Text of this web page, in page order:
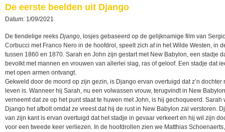
De eerste beelden uit Django
Datum: 1/09/2021
De tiendelige reeks Django, losjes gebaseerd op de gelijknamige film van
Corbucci met Franco Nero in de hoofdrol, speelt zich af in het Wilde Westen, in
tussen 1860 en 1870. Sarah en John zijn gestart met New Babylon, een stadje
bevolkt met mannen en vrouwen van allerlei slag, ras of geloof. Een stadje dat
met open armen ontvangt.
Gekweld door de moord op zijn gezin, is Django ervan overtuigd dat z’n dochter
leven is. Wanneer hij Sarah, nu een volwassen vrouw, terugvindt in New
verneemt dat ze op het punt staat te huwen met John, is hij gechoqueerd. Sarah
Django het afbolt omdat ze vreest dat hij de rust in New Babylon zal verstoren.
van zijn kant is ervan overtuigd dat het stadje in gevaar verkeert en hij wil zijn
voor een tweede keer verliezen. In de hoofdrollen zien we Matthias